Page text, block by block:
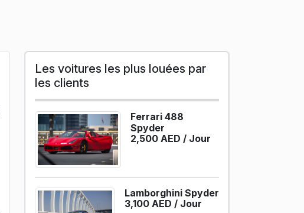
Les voitures les plus louées par
les clients
Ferrari 488
Spyder
2,500 AED / Jour
Lamborghini Spyder
3,100 AED / Jour